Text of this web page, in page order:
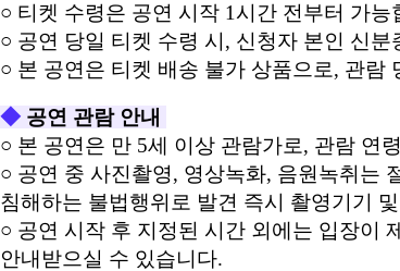
○ 티켓 수령은 공연 시작 1시간 전부터 가능
○ 공연 당일 티켓 수령 시, 신청자 본인 신
○ 본 공연은 티켓 배송 불가 상품으로, 관람
◆ 공연 관람 안내
○ 본 공연은 만 5세 이상 관람가로, 관람 연
○ 공연 중 사진촬영, 영상녹화, 음원녹취는
침해하는 불법행위로 발견 즉시 촬영기기
○ 공연 시작 후 지정된 시간 외에는 입장이
안내받으실 수 있습니다.